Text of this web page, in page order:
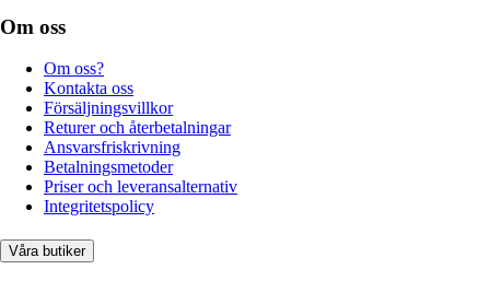
Om oss
Om oss?
Kontakta oss
Försäljningsvillkor
Returer och återbetalningar
Ansvarsfriskrivning
Betalningsmetoder
Priser och leveransalternativ
Integritetspolicy
Våra butiker